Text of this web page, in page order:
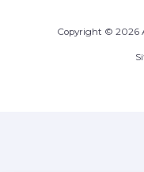
Copyright © 2026